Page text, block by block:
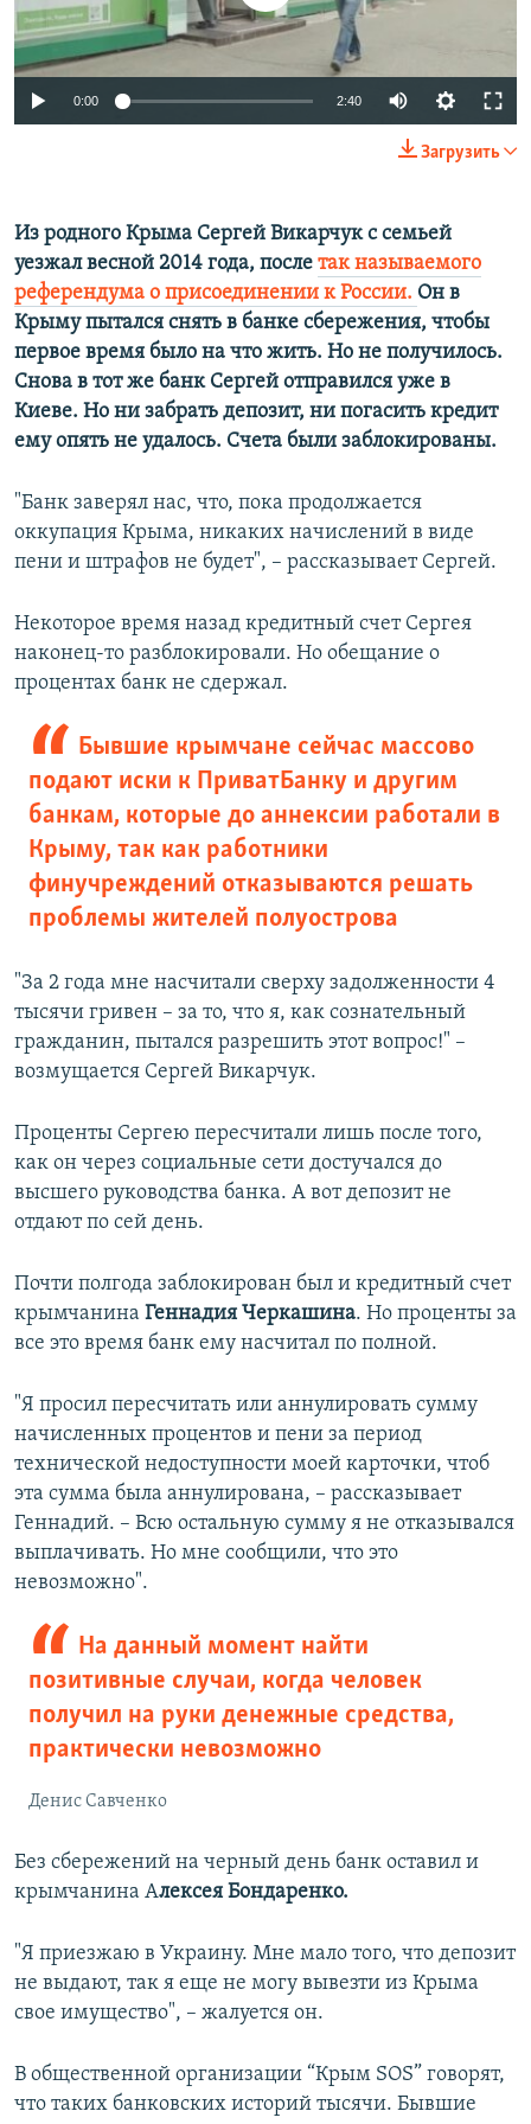
ПОБЕДИТЕЛЕЙ НЕ СУДЯТ?
КРЫМ.НЕПОКОРЕННЫЙ
ELIFBE
ПРИСОЕДИНЯЙТЕСЬ!
0:00 2:40
Загрузить
Из родного Крыма Сергей Викарчук с семьей
уезжал весной 2014 года, после так называемого
референдума о присоединении к России. Он в
Крыму пытался снять в банке сбережения, чтобы
первое время было на что жить. Но не получилось.
Снова в тот же банк Сергей отправился уже в
Киеве. Но ни забрать депозит, ни погасить кредит
ему опять не удалось. Счета были заблокированы.
"Банк заверял нас, что, пока продолжается
оккупация Крыма, никаких начислений в виде
пени и штрафов не будет", – рассказывает Сергей.
Некоторое время назад кредитный счет Сергея
наконец-то разблокировали. Но обещание о
процентах банк не сдержал.
Бывшие крымчане сейчас массово
подают иски к ПриватБанку и другим
банкам, которые до аннексии работали в
Крыму, так как работники
финучреждений отказываются решать
проблемы жителей полуострова
"За 2 года мне насчитали сверху задолженности 4
тысячи гривен – за то, что я, как сознательный
гражданин, пытался разрешить этот вопрос!" –
возмущается Сергей Викарчук.
Проценты Сергею пересчитали лишь после того,
как он через социальные сети достучался до
высшего руководства банка. А вот депозит не
отдают по сей день.
Почти полгода заблокирован был и кредитный счет
крымчанина Геннадия Черкашина. Но проценты за
все это время банк ему насчитал по полной.
"Я просил пересчитать или аннулировать сумму
начисленных процентов и пени за период
технической недоступности моей карточки, чтоб
эта сумма была аннулирована, – рассказывает
Геннадий. – Всю остальную сумму я не отказывался
выплачивать. Но мне сообщили, что это
невозможно".
На данный момент найти
позитивные случаи, когда человек
получил на руки денежные средства,
практически невозможно
Денис Савченко
Без сбережений на черный день банк оставил и
крымчанина Алексея Бондаренко.
"Я приезжаю в Украину. Мне мало того, что депозит
не выдают, так я еще не могу вывезти из Крыма
свое имущество", – жалуется он.
В общественной организации “Крым SOS” говорят,
что таких банковских историй тысячи. Бывшие